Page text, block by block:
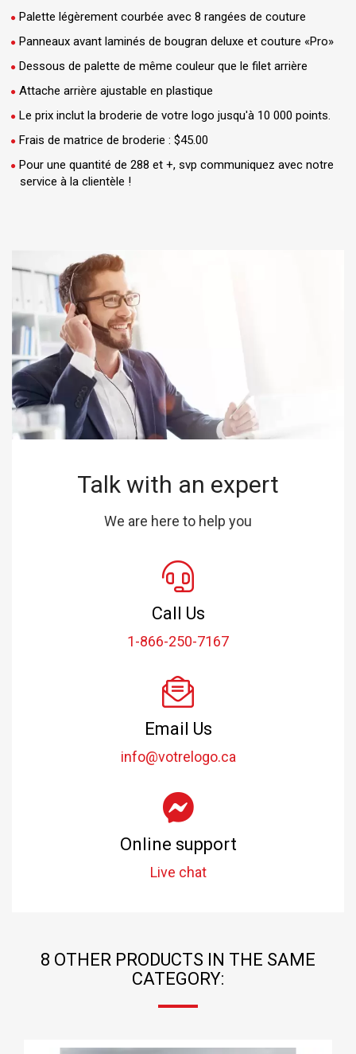
Palette légèrement courbée avec 8 rangées de couture
Panneaux avant laminés de bougran deluxe et couture «Pro»
Dessous de palette de même couleur que le filet arrière
Attache arrière ajustable en plastique
Le prix inclut la broderie de votre logo jusqu'à 10 000 points.
Frais de matrice de broderie : $45.00
Pour une quantité de 288 et +, svp communiquez avec notre
service à la clientèle !
Talk with an expert
We are here to help you
Call Us
1-866-250-7167
Email Us
info@votrelogo.ca
Online support
Live chat
8 OTHER PRODUCTS IN THE SAME
CATEGORY: